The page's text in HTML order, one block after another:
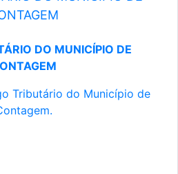
DO MUNICÍPIO DE
Tributário do Município de